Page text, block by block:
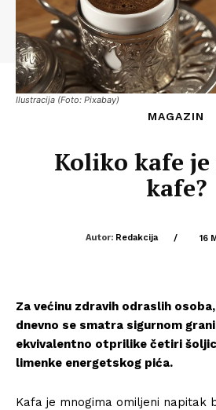
Ilustracija (Foto: Pixabay)
MAGAZIN
Koliko kafe je
kafe?
Autor: Redakcija / 16
Za većinu zdravih odraslih
dnevno se smatra sigurnom
ekvivalentno otprilike četiri
limenke energetskog pića.
Kafa je mnogima omiljeni napitak